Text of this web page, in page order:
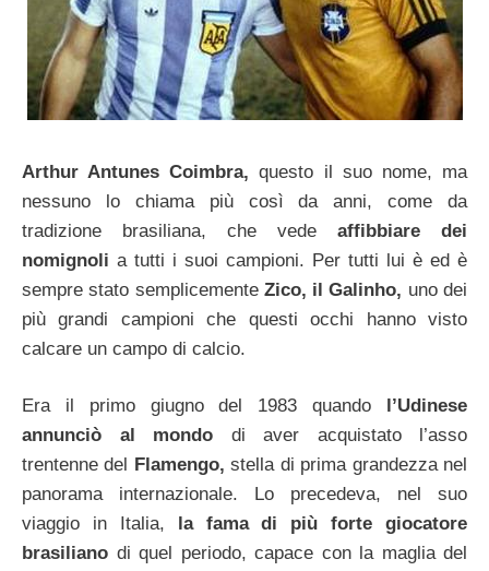
Arthur Antunes Coimbra, questo il suo nome, ma
nessuno lo chiama più così da anni, come da
tradizione brasiliana, che vede affibbiare dei
nomignoli a tutti i suoi campioni. Per tutti lui è ed è
sempre stato semplicemente Zico, il Galinho, uno dei
più grandi campioni che questi occhi hanno visto
calcare un campo di calcio.
Era il primo giugno del 1983 quando
l’Udinese
annunciò al mondo di aver acquistato l’asso
trentenne del
Flamengo,stella di prima grandezza nel
panorama internazionale. Lo precedeva, nel suo
viaggio in Italia,
la fama di più forte giocatore
brasiliano di quel periodo, capace con la maglia del